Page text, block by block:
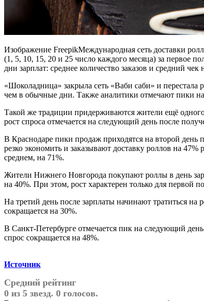
Изображение FreepikМеждународная сеть доставки
(1, 5, 10, 15, 20 и 25 число каждого месяца) за первое
дни зарплат: среднее количество заказов и средний
«Шоколадница» закрыла сеть «Ваби саби» и перестала
чем в обычные дни. Также аналитики отмечают пики
Такой же традиции придерживаются жители ещё
рост спроса отмечается на следующий день после
В Краснодаре пики продаж приходятся на второй день
резко экономить и заказывают доставку роллов на
среднем, на 71%.
Жители Нижнего Новгорода покупают роллы в день
на 40%. При этом, рост характерен только для первой
На третий день после зарплаты начинают тратиться на
сокращается на 30%.
В Санкт-Петербурге отмечается пик на следующий
спрос сокращается на 48%.
Источник
Средний рейтинг
0 из 5 звезд. 0 голосов.